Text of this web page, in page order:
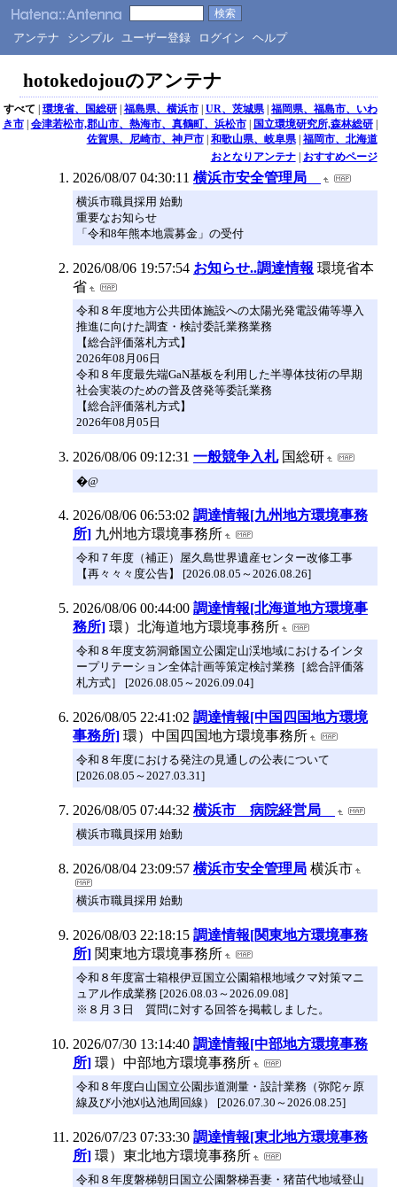
アンテナ シンプル ユーザー登録 ログイン ヘルプ
hotokedojouのアンテナ
すべて | 環境省、国総研| 福島県、横浜市| UR、茨城県| 福岡県、福島市、いわ
き市| 会津若松市,郡山市、熱海市、真鶴町、浜松市| 国立環境研究所,森林総研|
佐賀県、尼崎市、神戸市| 和歌山県、岐阜県| 福岡市、北海道
おとなりアンテナ| おすすめページ
2026/08/07 04:30:11 横浜市安全管理局
横浜市職員採用 始動
重要なお知らせ
「令和8年熊本地震募金」の受付
2026/08/06 19:57:54 お知らせ..調達情報 環境省本
省
令和８年度地方公共団体施設への太陽光発電設備等導入
推進に向けた調査・検討委託業務業務
【総合評価落札方式】
2026年08月06日
令和８年度最先端GaN基板を利用した半導体技術の早期
社会実装のための普及啓発等委託業務
【総合評価落札方式】
2026年08月05日
2026/08/06 09:12:31 一般競争入札 国総研
�@
2026/08/06 06:53:02 調達情報[九州地方環境事務
所] 九州地方環境事務所
令和７年度（補正）屋久島世界遺産センター改修工事
【再々々々度公告】 [2026.08.05～2026.08.26]
2026/08/06 00:44:00 調達情報[北海道地方環境事
務所] 環）北海道地方環境事務所
令和８年度支笏洞爺国立公園定山渓地域におけるインタ
ープリテーション全体計画等策定検討業務［総合評価落
札方式］ [2026.08.05～2026.09.04]
2026/08/05 22:41:02 調達情報[中国四国地方環境
事務所] 環）中国四国地方環境事務所
令和８年度における発注の見通しの公表について
[2026.08.05～2027.03.31]
2026/08/05 07:44:32 横浜市 病院経営局
横浜市職員採用 始動
2026/08/04 23:09:57 横浜市安全管理局 横浜市
横浜市職員採用 始動
2026/08/03 22:18:15 調達情報[関東地方環境事務
所] 関東地方環境事務所
令和８年度富士箱根伊豆国立公園箱根地域クマ対策マニ
ュアル作成業務 [2026.08.03～2026.09.08]
※８月３日 質問に対する回答を掲載しました。
2026/07/30 13:14:40 調達情報[中部地方環境事務
所] 環）中部地方環境事務所
令和８年度白山国立公園歩道測量・設計業務（弥陀ヶ原
線及び小池刈込池周回線） [2026.07.30～2026.08.25]
2026/07/23 07:33:30 調達情報[東北地方環境事務
所] 環）東北地方環境事務所
令和８年度磐梯朝日国立公園磐梯吾妻・猪苗代地域登山